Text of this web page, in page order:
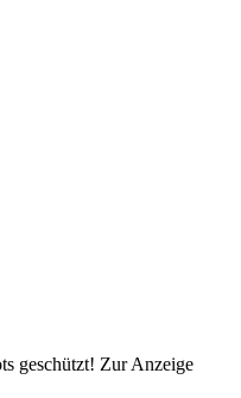
geschützt! Zur Anzeige